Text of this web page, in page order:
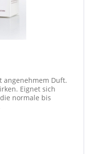
angenehmem Duft.
Eignet sich
normale bis